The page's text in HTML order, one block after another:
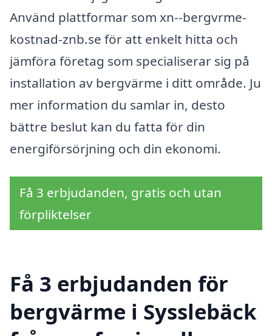
Använd plattformar som xn--bergvrme-
kostnad-znb.se för att enkelt hitta och
jämföra företag som specialiserar sig på
installation av bergvärme i ditt område. Ju
mer information du samlar in, desto
bättre beslut kan du fatta för din
energiförsörjning och din ekonomi.
Få 3 erbjudanden, gratis och utan
förpliktelser
Få 3 erbjudanden för
bergvärme i Sysslebäck